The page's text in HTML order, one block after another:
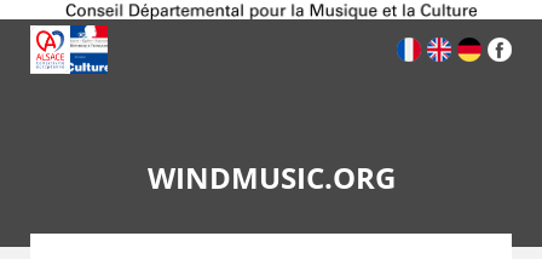
WINDMUSIC.ORG